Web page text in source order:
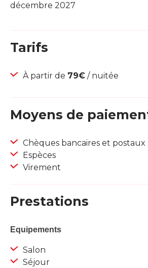
décembre 2027
Tarifs
À partir de 79€ / nuitée
Moyens de
Chèques bancaires et postaux
Espèces
Virement
Prestations
Equipements
Salon
Séjour